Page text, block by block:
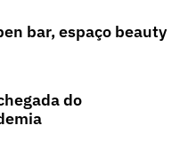
bar, espaço beauty
do